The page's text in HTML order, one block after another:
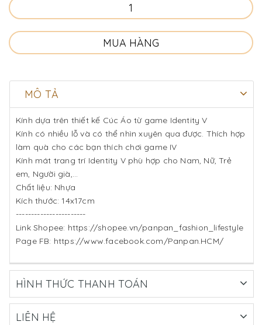
MUA HÀNG
MÔ TẢ
Kính dựa trên thiết kế Cúc Áo từ game Identity V
Kính có nhiều lỗ và có thể nhìn xuyên qua được. Thích hợp
làm quà cho các bạn thích chơi game IV
Kính mát trang trí Identity V phù hợp cho Nam, Nữ, Trẻ
em, Người già,...
Chất liệu: Nhựa
Kích thước: 14x17cm
-----------------------
Link Shopee: https://shopee.vn/panpan_fashion_lifestyle
Page FB: https://www.facebook.com/Panpan.HCM/
HÌNH THỨC THANH TOÁN
LIÊN HỆ